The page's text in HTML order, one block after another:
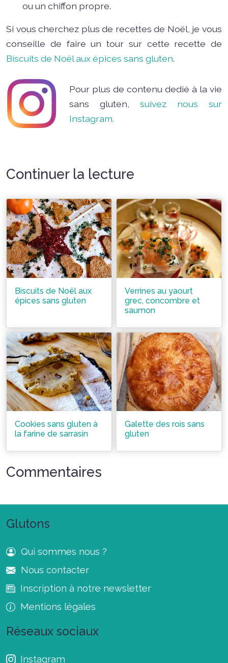
ou un chiffon propre.
Si vous cherchez plus de recettes de Noël, je vous
conseille de faire un tour sur cette recette de
Biscuits de Noël aux épices sans gluten.
Pour plus de contenu dedié à la vie
sans gluten, suivez nous sur
Instagram.
Continuer la lecture
Biscuits de Noël aux
épices sans gluten
Verrines au yaourt
grec, concombre et
saumon
Cookies sans gluten à
la farine de sarrasin
Galette des rois sans
gluten
Commentaires
Glutons
Qui sommes nous ?
Nous contacter
Inscription à notre newsletter
Mentions légales
Réseaux sociaux
Instagram